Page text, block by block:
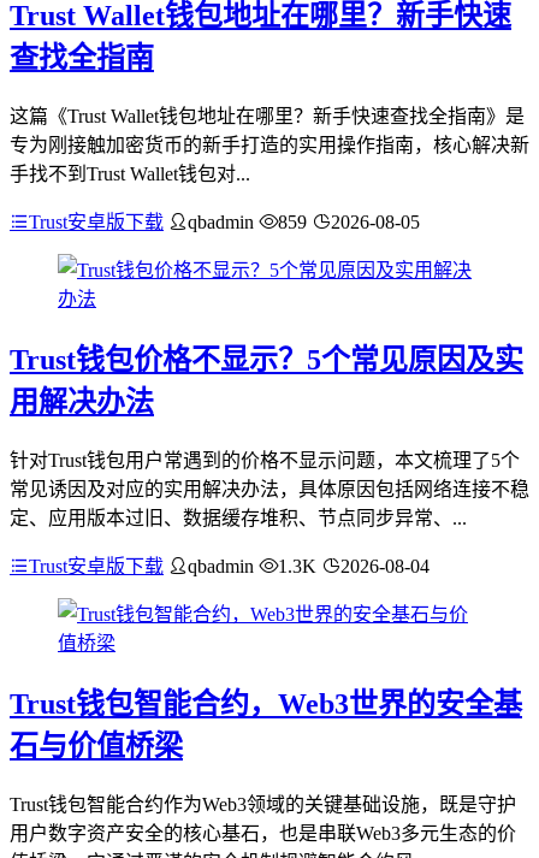
Trust Wallet钱包地址在哪里？新手快速
查找全指南
这篇《Trust Wallet钱包地址在哪里？新手快速查找全指南》是
专为刚接触加密货币的新手打造的实用操作指南，核心解决新
手找不到Trust Wallet钱包对...
Trust安卓版下载 qbadmin 859 2026-08-05
Trust钱包价格不显示？5个常见原因及实
用解决办法
针对Trust钱包用户常遇到的价格不显示问题，本文梳理了5个
常见诱因及对应的实用解决办法，具体原因包括网络连接不稳
定、应用版本过旧、数据缓存堆积、节点同步异常、...
Trust安卓版下载 qbadmin 1.3K 2026-08-04
Trust钱包智能合约，Web3世界的安全基
石与价值桥梁
Trust钱包智能合约作为Web3领域的关键基础设施，既是守护
用户数字资产安全的核心基石，也是串联Web3多元生态的价